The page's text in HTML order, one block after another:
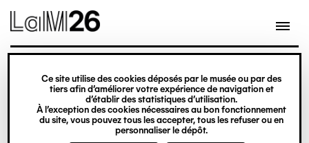
Gestion des cookies
Ce site utilise des cookies déposés par le musée ou par des
tiers afin d’améliorer votre expérience de navigation et
d’établir des statistiques d’utilisation.
À l’exception des cookies nécessaires au bon fonctionnement
du site, vous pouvez tous les accepter, tous les refuser ou en
personnaliser le dépôt.
contenu